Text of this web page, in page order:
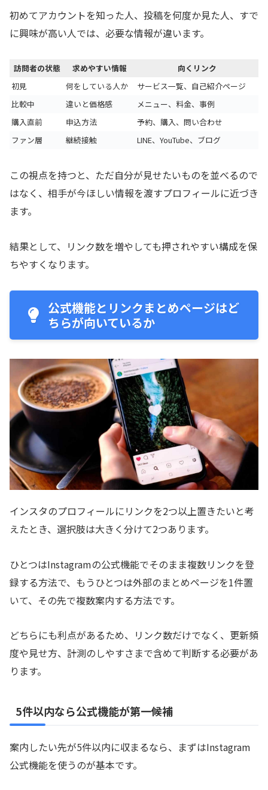
初めてアカウントを知った人、投稿を何度か見た人、すで
に興味が高い人では、必要な情報が違います。
訪問者の状態 求めやすい情報
向くリンク
初見
何をしている人か
サービス一覧、自己紹介ページ
比較中
違いと価格感
メニュー、料金、事例
購入直前
申込方法
予約、購入、問い合わせ
ファン層
継続接触 LINE、YouTube、ブログ
この視点を持つと、ただ自分が見せたいものを並べるので
はなく、相手が今ほしい情報を渡すプロフィールに近づき
ます。
結果として、リンク数を増やしても押されやすい構成を保
ちやすくなります。
公式機能とリンクまとめページはど
ちらが向いているか
インスタのプロフィールにリンクを2つ以上置きたいと考
えたとき、選択肢は大きく分けて2つあります。
ひとつはInstagramの公式機能でそのまま複数リンクを登
録する方法で、もうひとつは外部のまとめページを1件置
いて、その先で複数案内する方法です。
どちらにも利点があるため、リンク数だけでなく、更新頻
度や見せ方、計測のしやすさまで含めて判断する必要があ
ります。
5件以内なら公式機能が第一候補
案内したい先が5件以内に収まるなら、まずはInstagram
公式機能を使うのが基本です。